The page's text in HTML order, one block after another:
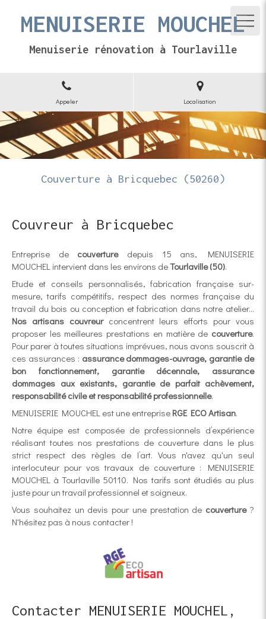
MENUISERIE MOUCHEL
Menuiserie rénovation à Tourlaville
Appeler Localisation
Couverture à Bricquebec (50260)
Couvreur à Bricquebec
Entreprise de couverturedepuis 15 ans, MENUISERIE
MOUCHEL intervient dans les environs deTourlaville (50).
Etude et conseils personnalisés, fabrication française sur-
mesure, tarifs compétitifs, respect des normes française du
travail du bois ou conception et fabrication dans notre atelier...
Nos artisans couvreurconcentrent leurs efforts pour vous
proposer les meilleures prestations en matière de couverture.
Pour parer à toutes situations imprévues, nous avons souscrit à
ces assurances : assurance dommages-ouvrage, garantie de
bon fonctionnement, garantie décennale, assurance
dommages aux existants, garantie de parfait achèvement,
responsabilité civile et responsabilité professionnelle.
MENUISERIE MOUCHEL est une entreprise RGE ECO Artisan.
Notre équipe est composée de professionnels d’expérience
réalisant toutes nos prestations de couverture dans le plus
strict respect des règles de l’art. Vous n'avez qu'un seul
interlocuteur pour vos travaux de couverture : MENUISERIE
MOUCHEL à Tourlaville 50110. Nos tarifs sont étudiés au plus
juste pour un travail professionnel et soigneux.
Vous souhaitez un devis pour une prestation de couverture?
N'hésitez pas à nous contacter !
Contacter MENUISERIE MOUCHEL,